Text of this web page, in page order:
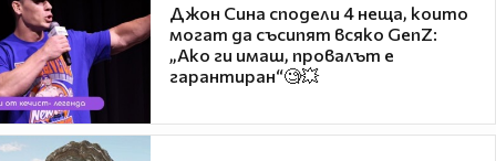
Джон Сина сподели 4 неща, които
могат да съсипят всяко GenZ:
„Ако ги имаш, провалът е
гарантиран“🧐💥